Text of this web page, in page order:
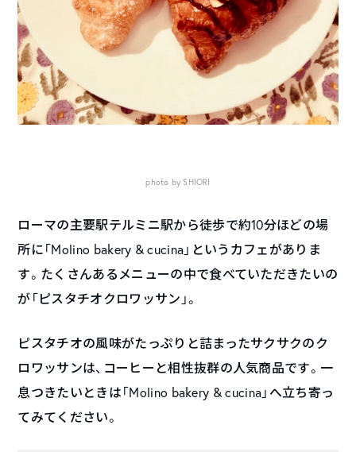
photo by SHIORI
ローマの主要駅テルミニ駅から徒歩で約10分ほどの場
所に「Molino bakery & cucina」というカフェがありま
す。たくさんあるメニューの中で食べていただきたいの
が「ピスタチオクロワッサン」。
ピスタチオの風味がたっぷりと詰まったサクサクのク
ロワッサンは、コーヒーと相性抜群の人気商品です。一
息つきたいときは「Molino bakery & cucina」へ立ち寄っ
てみてください。